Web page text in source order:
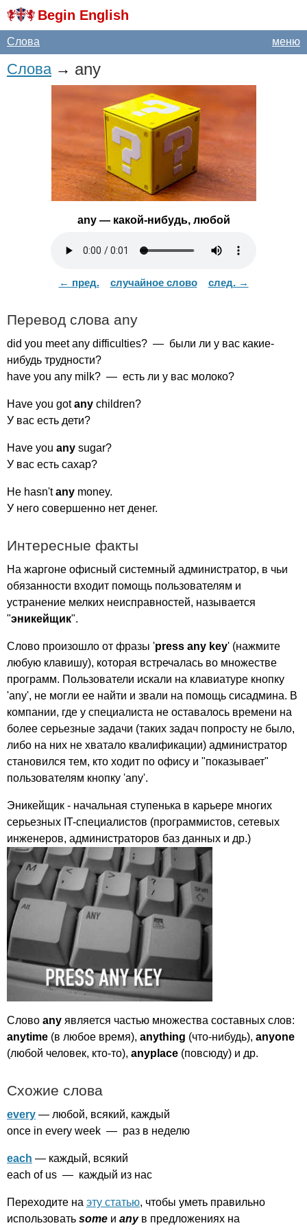
Begin English
меню
Слова
Слова→ any
any— какой-нибудь, любой
← пред. случайное слово след. →
Перевод слова any
did you meet any difficulties? — были ли у вас какие-
нибудь трудности?
have you any milk? — есть ли у вас молоко?
Have you got any children?
У вас есть дети?
Have you any sugar?
У вас есть сахар?
He hasn't any money.
У него совершенно нет денег.
Интересные факты
На жаргоне офисный системный администратор, в чьи
обязанности входит помощь пользователям и
устранение мелких неисправностей, называется
"эникейщик".
Слово произошло от фразы 'press any key' (нажмите
любую клавишу), которая встречалась во множестве
программ. Пользователи искали на клавиатуре кнопку
'any', не могли ее найти и звали на помощь сисадмина. В
компании, где у специалиста не оставалось времени на
более серьезные задачи (таких задач попросту не было,
либо на них не хватало квалификации) администратор
становился тем, кто ходит по офису и "показывает"
пользователям кнопку 'any'.
Эникейщик - начальная ступенька в карьере многих
серьезных IT-специалистов (программистов, сетевых
инженеров, администраторов баз данных и др.)
Слово any является частью множества составных слов:
anytime (в любое время), anything (что-нибудь), anyone
(любой человек, кто-то), anyplace (повсюду) и др.
Схожие слова
every — любой, всякий, каждый
once in every week — раз в неделю
each — каждый, всякий
each of us — каждый из нас
Переходите на эту статью, чтобы уметь правильно
использовать some и anyв предложениях на